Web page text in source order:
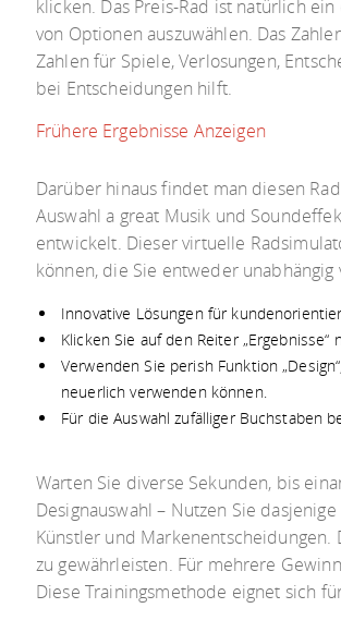
klicken. Das Preis-Rad ist natürlich
von Optionen auszuwählen. Das
Zahlen für Spiele, Verlosungen,
bei Entscheidungen hilft.
Frühere Ergebnisse Anzeigen
Darüber hinaus findet man diesen
Auswahl a great Musik und
entwickelt. Dieser virtuelle
können, die Sie entweder
Innovative Lösungen für
Klicken Sie auf den Reiter
Verwenden Sie perish Funktion
neuerlich verwenden können.
Für die Auswahl zufälliger Buchstaben
Warten Sie diverse Sekunden, bis
Designauswahl – Nutzen Sie
Künstler und
zu gewährleisten. Für mehrere
Diese Trainingsmethode eignet sich